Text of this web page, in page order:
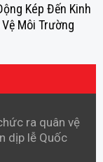
Kép Đến Kinh
Môi Trường
ra quân vệ
dịp lễ Quốc